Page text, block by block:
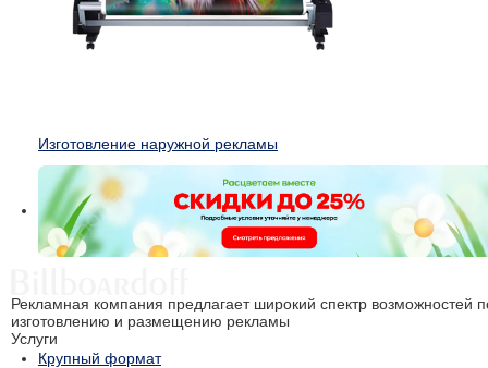
Изготовление наружной рекламы
Рекламная компания предлагает широкий спектр возможностей
изготовлению и размещению рекламы
Услуги
Крупный формат